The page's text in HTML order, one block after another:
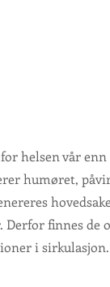
helsen vår
humøret,
Derfor finnes de
i sirkulasjon.